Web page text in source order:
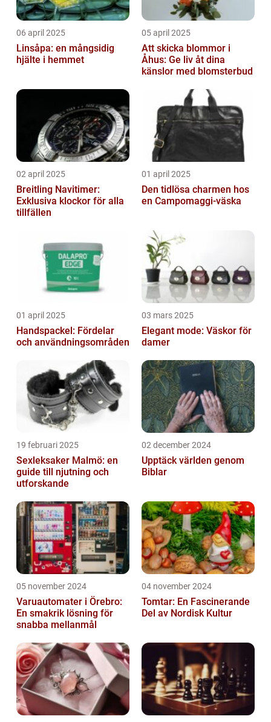
06 april 2025
Linsåpa: en mångsidig
hjälte i hemmet
05 april 2025
Att skicka blommor i
Åhus: Ge liv åt dina
känslor med blomsterbud
02 april 2025
Breitling Navitimer:
Exklusiva klockor för alla
tillfällen
01 april 2025
Den tidlösa charmen hos
en Campomaggi-väska
01 april 2025
Handspackel: Fördelar
och användningsområden
03 mars 2025
Elegant mode: Väskor för
damer
19 februari 2025
Sexleksaker Malmö: en
guide till njutning och
utforskande
02 december 2024
Upptäck världen genom
Biblar
05 november 2024
Varuautomater i Örebro:
En smakrik lösning för
snabba mellanmål
04 november 2024
Tomtar: En Fascinerande
Del av Nordisk Kultur